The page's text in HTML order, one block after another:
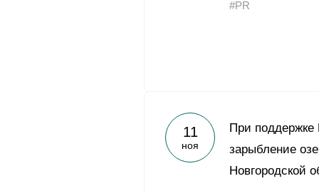
О Группе
География
#PR
11
ноя
При поддержке
зарыбление
Новгородской